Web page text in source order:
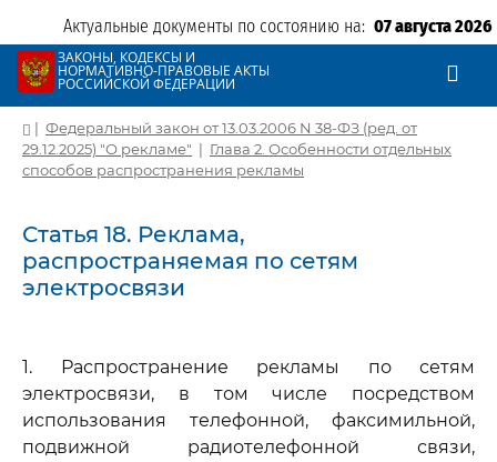
Актуальные документы по состоянию на: 07 августа 2026
ЗАКОНЫ, КОДЕКСЫ И
НОРМАТИВНО-ПРАВОВЫЕ АКТЫ
РОССИЙСКОЙ ФЕДЕРАЦИИ
| Федеральный закон от 13.03.2006 N 38-ФЗ (ред. от
29.12.2025) "О рекламе" | Глава 2. Особенности отдельных
способов распространения рекламы
Статья 18. Реклама,
распространяемая по сетям
электросвязи
1. Распространение рекламы по сетям
электросвязи, в том числе посредством
использования телефонной, факсимильной,
подвижной радиотелефонной связи,